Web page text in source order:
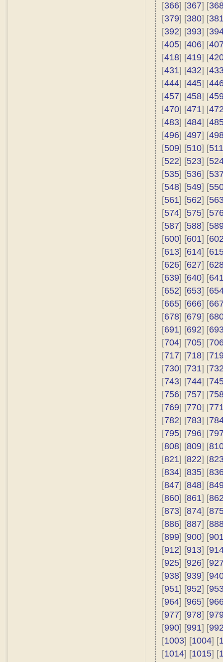
[366] [367] [
[379] [380] [
[392] [393] [
[405] [406] [
[418] [419] [
[431] [432] [
[444] [445] [
[457] [458] [
[470] [471] [
[483] [484] [
[496] [497] [
[509] [510] [511
[522] [523] [
[535] [536] [
[548] [549] [
[561] [562] [
[574] [575] [
[587] [588] [
[600] [601] [
[613] [614] [
[626] [627] [
[639] [640] [
[652] [653] [
[665] [666] [
[678] [679] [
[691] [692] [
[704] [705] [
[717] [718] [
[730] [731] [
[743] [744] [
[756] [757] [
[769] [770] [
[782] [783] [
[795] [796] [
[808] [809] [
[821] [822] [
[834] [835] [
[847] [848] [
[860] [861] [
[873] [874] [
[886] [887] [
[899] [900] [
[912] [913] [
[925] [926] [
[938] [939] [
[951] [952] [
[964] [965] [
[977] [978] [
[990] [991] [
[1003] [1004] [
[1014] [1015] [